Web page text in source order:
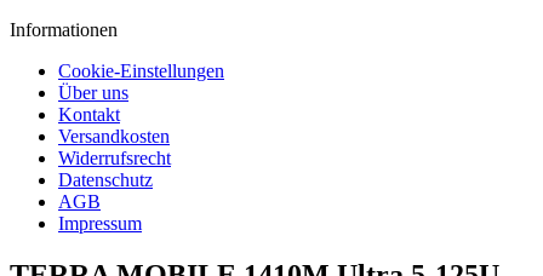
Informationen
Cookie-Einstellungen
Über uns
Kontakt
Versandkosten
Widerrufsrecht
Datenschutz
AGB
Impressum